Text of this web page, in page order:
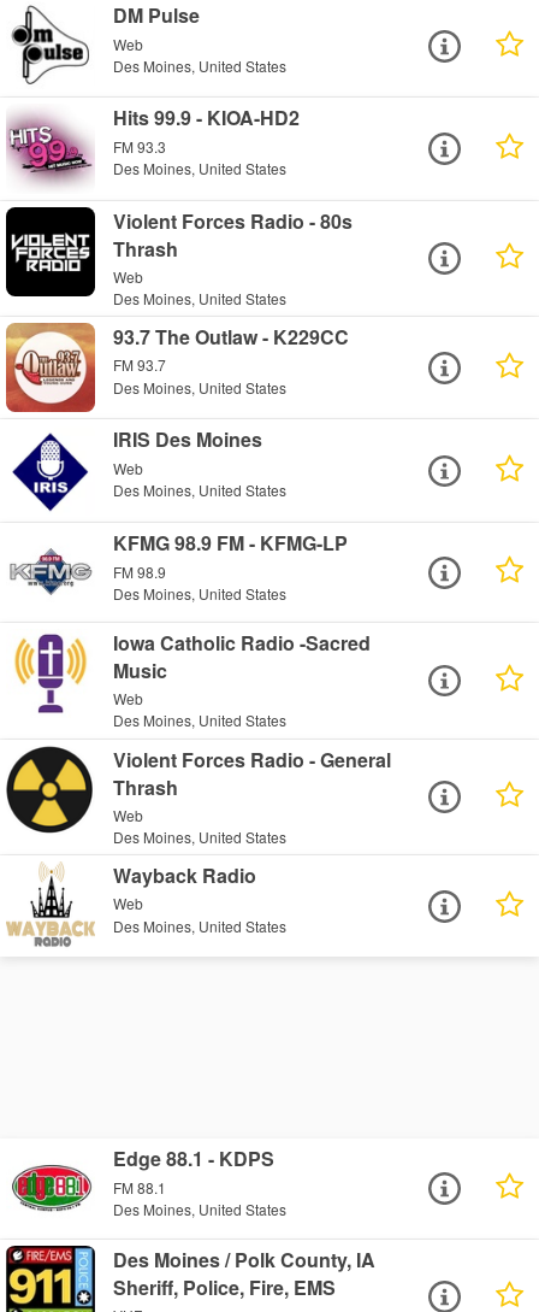
DM Pulse
Web
Des Moines, United States
Hits 99.9 - KIOA-HD2
FM 93.3
Des Moines, United States
Violent Forces Radio - 80s
Thrash
Web
Des Moines, United States
93.7 The Outlaw - K229CC
FM 93.7
Des Moines, United States
IRIS Des Moines
Web
Des Moines, United States
KFMG 98.9 FM - KFMG-LP
FM 98.9
Des Moines, United States
Iowa Catholic Radio -Sacred
Music
Web
Des Moines, United States
Violent Forces Radio - General
Thrash
Web
Des Moines, United States
Wayback Radio
Web
Des Moines, United States
Edge 88.1 - KDPS
FM 88.1
Des Moines, United States
Des Moines / Polk County, IA
Sheriff, Police, Fire, EMS